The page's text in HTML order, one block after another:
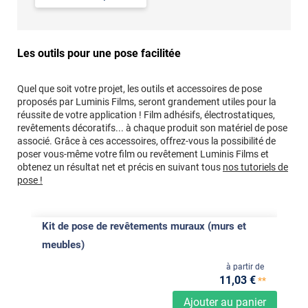
Les outils pour une pose facilitée
Quel que soit votre projet, les outils et accessoires de pose
proposés par Luminis Films, seront grandement utiles pour la
réussite de votre application ! Film adhésifs, électrostatiques,
revêtements décoratifs... à chaque produit son matériel de pose
associé. Grâce à ces accessoires, offrez-vous la possibilité de
poser vous-même votre film ou revêtement Luminis Films et
obtenez un résultat net et précis en suivant tous nos tutoriels de
pose !
Kit de pose de revêtements muraux (murs et
meubles)
Ajouter au panier
à partir de
11,03 €**